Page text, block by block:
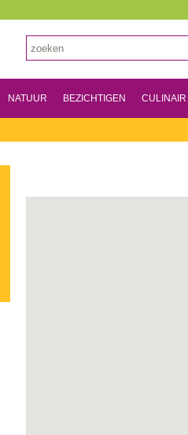
NATUUR BEZICHTIGEN CULINAIR